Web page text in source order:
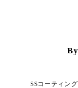
SSコーティング